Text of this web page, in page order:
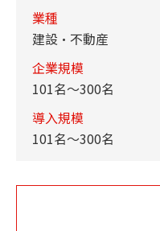
業種
建設・不動産
企業規模
101名～300名
導入規模
101名～300名